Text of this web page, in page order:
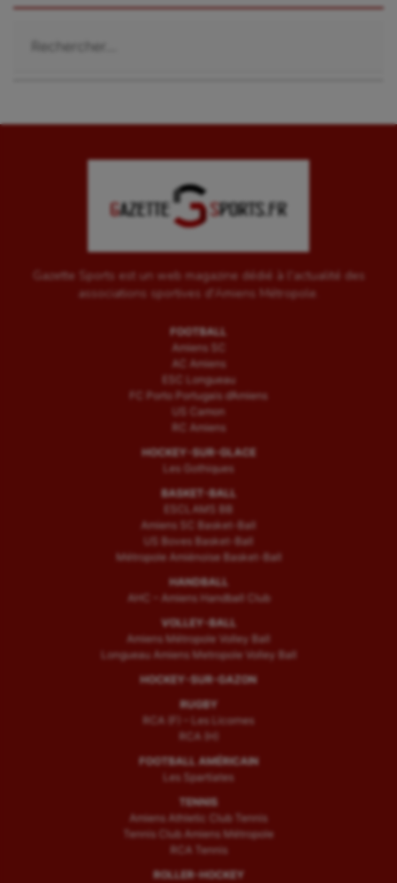
Gazette Sports est un web magazine dédié à l'actualité des
associations sportives d'Amiens Métropole.
FOOTBALL
Amiens SC
AC Amiens
ESC Longueau
FC Porto Portugais d’Amiens
US Camon
RC Amiens
HOCKEY-SUR-GLACE
Les Gothiques
BASKET-BALL
ESCLAMS BB
Amiens SC Basket-Ball
US Boves Basket-Ball
Métropole Amiénoise Basket-Ball
HANDBALL
AHC – Amiens Handball Club
VOLLEY-BALL
Amiens Métropole Volley Ball
Longueau Amiens Metropole Volley Ball
HOCKEY-SUR-GAZON
RUGBY
RCA (F) – Les Licornes
RCA (H)
FOOTBALL AMÉRICAIN
Les Spartiates
TENNIS
Amiens Athletic Club Tennis
Tennis Club Amiens Métropole
RCA Tennis
ROLLER-HOCKEY